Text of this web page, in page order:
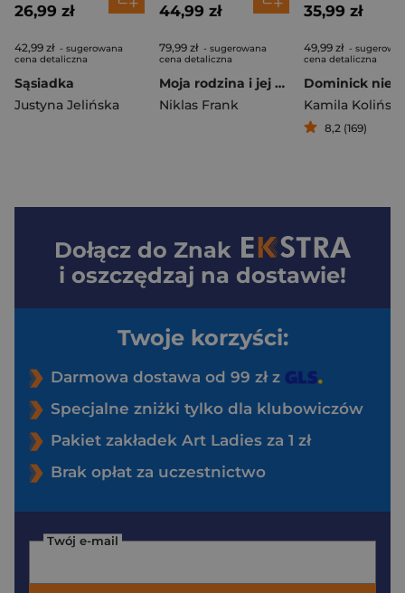
26,99 zł
42,99 zł - sugerowana
cena detaliczna
Sąsiadka
Justyna Jelińska
44,99 zł
79,99 zł - sugerowana
cena detaliczna
Moja rodzina i jej kat. Wspomnienia syna "rzeźnika Polski"
Niklas Frank
35,99 zł
49,99 zł -
cena detaliczna
Kamila
8,2 (169)
Dołącz do Znak
i oszczędzaj na dostawie!
Twoje korzyści:
Darmowa dostawa od 99 zł z
Specjalne zniżki tylko dla klubowiczów
Pakiet zakładek Art Ladies za 1 zł
Brak opłat za uczestnictwo
Twój e-mail